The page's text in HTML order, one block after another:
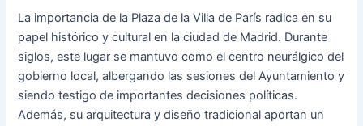
La importancia de la Plaza de la Villa de París radica en su
papel histórico y cultural en la ciudad de Madrid. Durante
siglos, este lugar se mantuvo como el centro neurálgico del
gobierno local, albergando las sesiones del Ayuntamiento y
siendo testigo de importantes decisiones políticas.
Además, su arquitectura y diseño tradicional aportan un